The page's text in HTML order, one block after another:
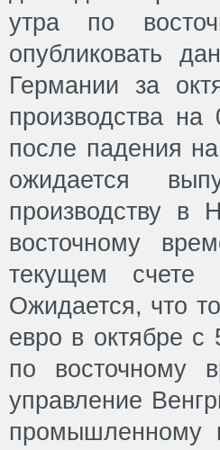
утра по
опубликовать
Германии за
производства
после падения
ожидается
производству в
восточному
текущем
Ожидается, что
евро в октябре
по восточному
управление
промышленному